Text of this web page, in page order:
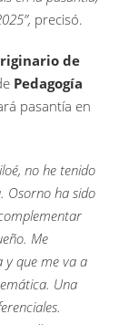
precisó.
de
Pedagogía
pasantía en
no he tenido
Osorno ha sido
Me
y que me va a
Una